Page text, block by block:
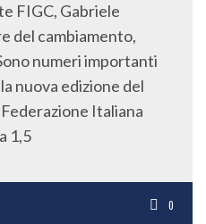
FIGC, Gabriele
del cambiamento,
numeri importanti
nuova edizione del
Italiana
1,5
0